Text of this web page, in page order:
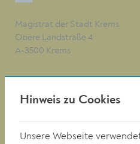
Magistrat der Stadt Krems
Obere Landstraße 4
A-3500 Krems
Fax +43 (0)2732/801-90 269
Hinweis zu Cookies
Unsere Webseite